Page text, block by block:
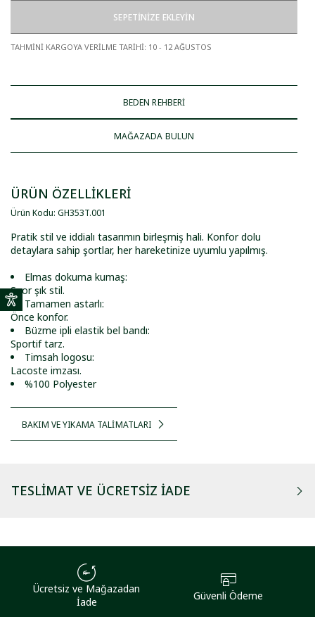
SEPETİNİZE EKLEYİN
TAHMİNİ KARGOYA VERİLME TARİHİ: 10 - 12 AĞUSTOS
BEDEN REHBERİ
MAĞAZADA BULUN
ÜRÜN ÖZELLİKLERİ
Ürün Kodu: GH353T.001
Pratik stil ve iddialı tasarımın birleşmiş hali. Konfor dolu
detaylara sahip şortlar, her hareketinize uyumlu yapılmış.
Elmas dokuma kumaş:
Spor şık stil.
Tamamen astarlı:
Önce konfor.
Büzme ipli elastik bel bandı:
Sportif tarz.
Timsah logosu:
Lacoste imzası.
%100 Polyester
BAKIM VE YIKAMA TALİMATLARI
TESLIMAT VE ÜCRETSIZ İADE
Ücretsiz ve Mağazadan
İade
Güvenli Ödeme